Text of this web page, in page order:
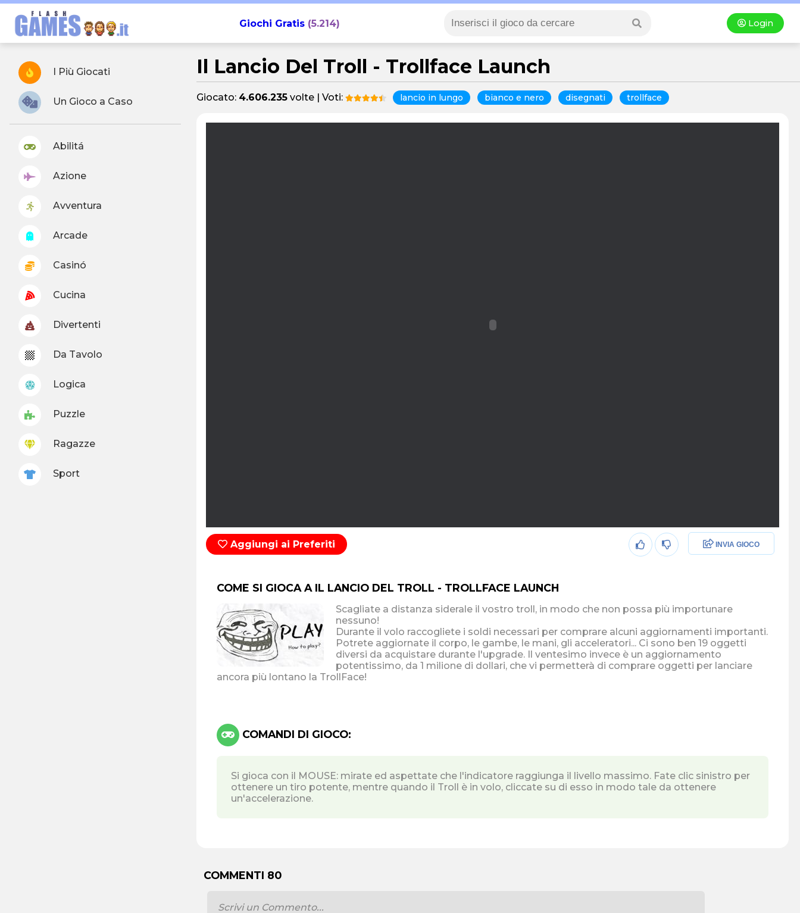
Giochi Gratis(5.214) Login
I Più Giocati
Un Gioco a Caso
Abilitá
Azione
Avventura
Arcade
Casinó
Cucina
Divertenti
Da Tavolo
Logica
Puzzle
Ragazze
Sport
Il Lancio Del Troll - Trollface Launch
Giocato: 4.606.235 volte | Voti: lancio in lungo bianco e nero disegnati trollface
Aggiungi ai Preferiti INVIA GIOCO
COME SI GIOCA A IL LANCIO DEL TROLL - TROLLFACE LAUNCH
Scagliate a distanza siderale il vostro troll, in modo che non possa più importunare
nessuno!
Durante il volo raccogliete i soldi necessari per comprare alcuni aggiornamenti importanti.
Potrete aggiornate il corpo, le gambe, le mani, gli acceleratori... Ci sono ben 19 oggetti
diversi da acquistare durante l'upgrade. Il ventesimo invece è un aggiornamento
potentissimo, da 1 milione di dollari, che vi permetterà di comprare oggetti per lanciare
ancora più lontano la TrollFace!
COMANDI DI GIOCO:
Si gioca con il MOUSE: mirate ed aspettate che l'indicatore raggiunga il livello massimo. Fate clic sinistro per
ottenere un tiro potente, mentre quando il Troll è in volo, cliccate su di esso in modo tale da ottenere
un'accelerazione.
COMMENTI 80